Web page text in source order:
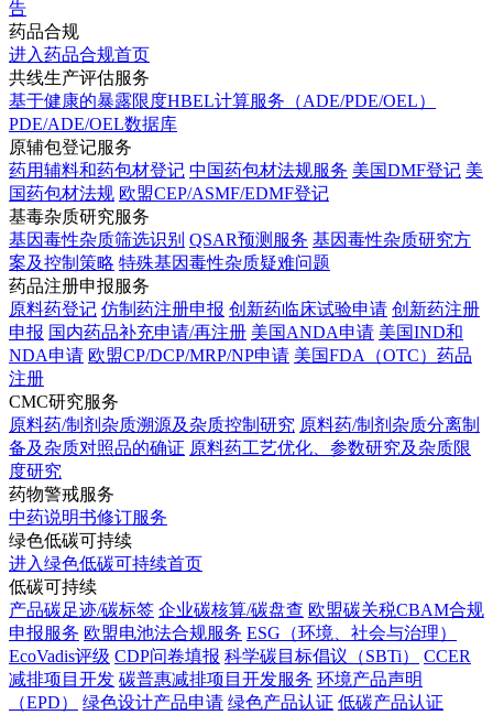
告
药品合规
进入药品合规首页
共线生产评估服务
基于健康的暴露限度HBEL计算服务（ADE/PDE/OEL）
PDE/ADE/OEL数据库
原辅包登记服务
药用辅料和药包材登记 中国药包材法规服务 美国DMF登记 美
国药包材法规 欧盟CEP/ASMF/EDMF登记
基毒杂质研究服务
基因毒性杂质筛选识别 QSAR预测服务 基因毒性杂质研究方
案及控制策略 特殊基因毒性杂质疑难问题
药品注册申报服务
原料药登记 仿制药注册申报 创新药临床试验申请 创新药注册
申报 国内药品补充申请/再注册 美国ANDA申请 美国IND和
NDA申请 欧盟CP/DCP/MRP/NP申请 美国FDA（OTC）药品
注册
CMC研究服务
原料药/制剂杂质溯源及杂质控制研究 原料药/制剂杂质分离制
备及杂质对照品的确证 原料药工艺优化、参数研究及杂质限
度研究
药物警戒服务
中药说明书修订服务
绿色低碳可持续
进入绿色低碳可持续首页
低碳可持续
产品碳足迹/碳标签 企业碳核算/碳盘查 欧盟碳关税CBAM合规
申报服务 欧盟电池法合规服务 ESG（环境、社会与治理）
EcoVadis评级 CDP问卷填报 科学碳目标倡议（SBTi）
CCER
减排项目开发 碳普惠减排项目开发服务 环境产品声明
（EPD）
绿色设计产品申请 绿色产品认证 低碳产品认证